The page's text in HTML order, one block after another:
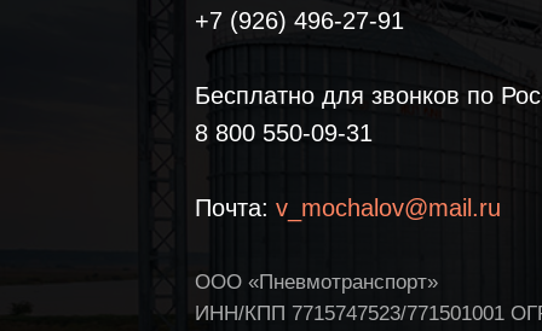
+7 (926) 496-27-91
Бесплатно для звонков по
8 800 550-09-31
Почта: v_mochalov@mail.ru
ООО «Пневмотранспорт»
ИНН/КПП 7715747523/771501001